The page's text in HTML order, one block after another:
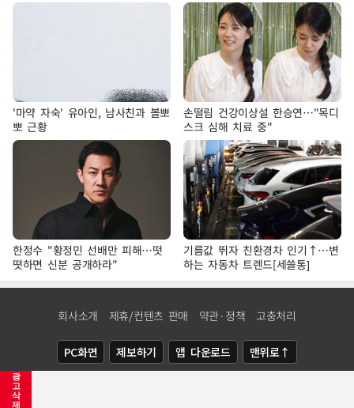
광
고
삭
제
'마약 자숙' 유아인, 남사친과 볼뽀
뽀 근황
손떨림 건강이상설 한승연…"목디
스크 심해 치료 중"
한정수 "황정민 선배만 피해…떳
떳하면 신분 공개하라"
기름값 뛰자 친환경차 인기↑…변
하는 자동차 트렌드[세쓸통]
회사소개 제휴/컨텐츠 판매 약관·정책 고충처리
PC화면 제보하기 앱 다운로드 맨위로↑